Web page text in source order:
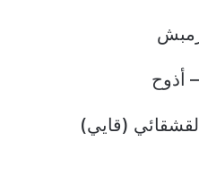
أذوح
(قايي)